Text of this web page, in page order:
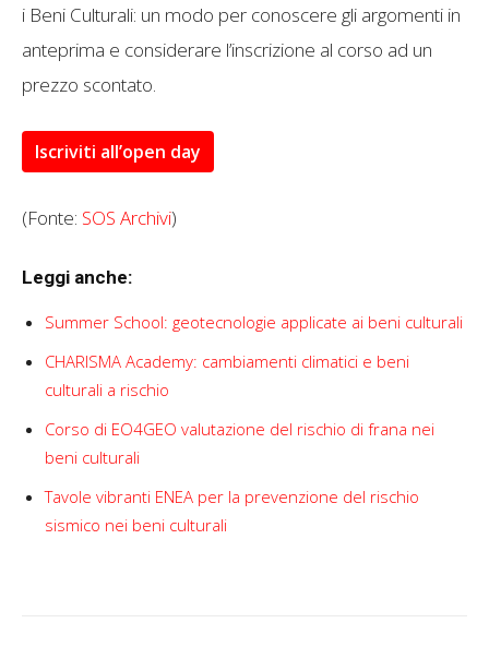
i Beni Culturali: un modo per conoscere gli argomenti in
anteprima e considerare l’inscrizione al corso ad un
prezzo scontato.
Iscriviti all’open day
(Fonte: SOS Archivi)
Leggi anche:
Summer School: geotecnologie applicate ai beni culturali
CHARISMA Academy: cambiamenti climatici e beni
culturali a rischio
Corso di EO4GEO valutazione del rischio di frana nei
beni culturali
Tavole vibranti ENEA per la prevenzione del rischio
sismico nei beni culturali